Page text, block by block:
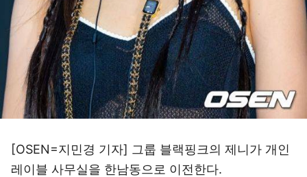
[OSEN=지민경 기자] 그룹 블랙핑크의 제니가 개인
레이블 사무실을 한남동으로 이전한다.